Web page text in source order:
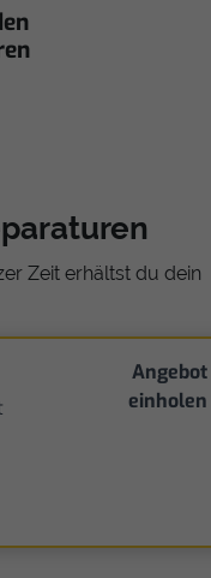
Zeit erhältst du dein
Angebot
einholen